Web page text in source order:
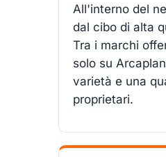
All'interno del
dal cibo di alta
Tra i marchi
solo su
varietà e una
proprietari.